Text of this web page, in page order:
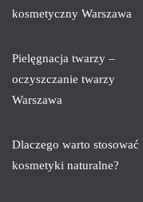
kosmetyczny Warszawa
Pielęgnacja twarzy –
oczyszczanie twarzy
Warszawa
Dlaczego warto stosować
kosmetyki naturalne?